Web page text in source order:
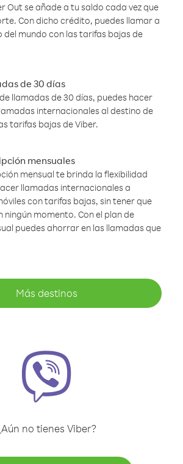
Out se añade a tu saldo cada vez que
Con dicho crédito, puedes llamar a
del mundo con las tarifas bajas de
de 30 días
llamadas de 30 días, puedes hacer
internacionales al destino de
tarifas bajas de Viber.
mensuales
mensual te brinda la flexibilidad
llamadas internacionales a
con tarifas bajas, sin tener que
ningún momento. Con el plan de
puedes ahorrar en las llamadas que
Más destinos
no tienes Viber?